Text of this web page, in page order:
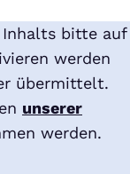
Inhalts bitte auf
werden
übermittelt.
unserer
werden.